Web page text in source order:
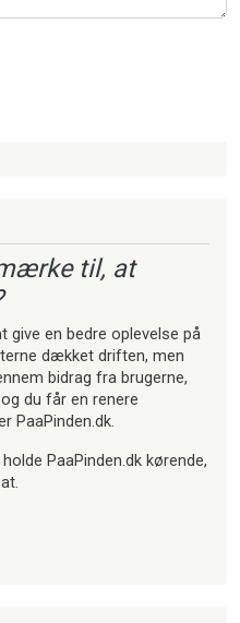
til, at
en bedre oplevelse på
dækket driften, men
bidrag fra brugerne,
du får en renere
PaaPinden.dk.
PaaPinden.dk kørende,